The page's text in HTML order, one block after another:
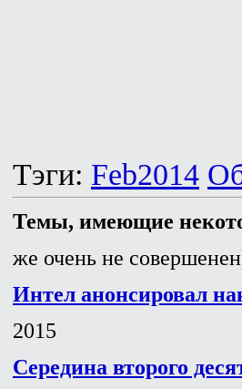
Тэги: Feb2014
Темы, имеющие
же очень не
Интел анонсировал
2015
Середина второго